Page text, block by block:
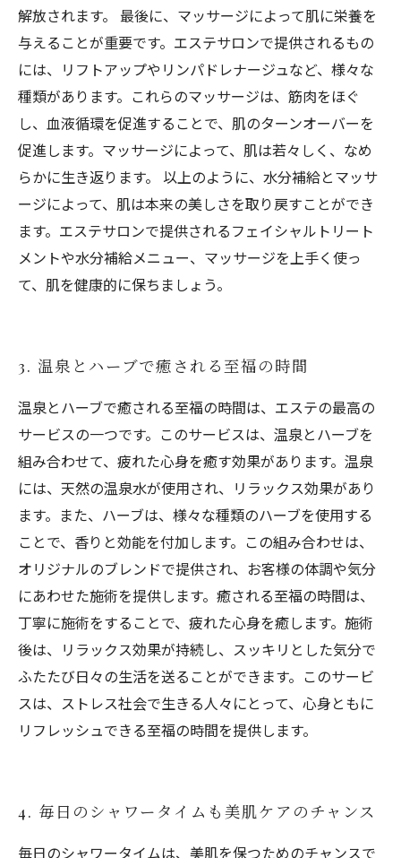
解放されます。 最後に、マッサージによって肌に栄養を
与えることが重要です。エステサロンで提供されるもの
には、リフトアップやリンパドレナージュなど、様々な
種類があります。これらのマッサージは、筋肉をほぐ
し、血液循環を促進することで、肌のターンオーバーを
促進します。マッサージによって、肌は若々しく、なめ
らかに生き返ります。 以上のように、水分補給とマッサ
ージによって、肌は本来の美しさを取り戻すことができ
ます。エステサロンで提供されるフェイシャルトリート
メントや水分補給メニュー、マッサージを上手く使っ
て、肌を健康的に保ちましょう。
3. 温泉とハーブで癒される至福の時間
温泉とハーブで癒される至福の時間は、エステの最高の
サービスの一つです。このサービスは、温泉とハーブを
組み合わせて、疲れた心身を癒す効果があります。温泉
には、天然の温泉水が使用され、リラックス効果があり
ます。また、ハーブは、様々な種類のハーブを使用する
ことで、香りと効能を付加します。この組み合わせは、
オリジナルのブレンドで提供され、お客様の体調や気分
にあわせた施術を提供します。癒される至福の時間は、
丁寧に施術をすることで、疲れた心身を癒します。施術
後は、リラックス効果が持続し、スッキリとした気分で
ふたたび日々の生活を送ることができます。このサービ
スは、ストレス社会で生きる人々にとって、心身ともに
リフレッシュできる至福の時間を提供します。
4. 毎日のシャワータイムも美肌ケアのチャンス
毎日のシャワータイムは、美肌を保つためのチャンスで